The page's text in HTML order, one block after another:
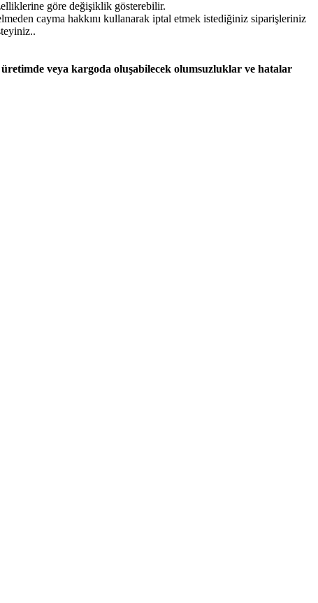
göre değişiklik gösterebilir.
cayma hakkını kullanarak iptal etmek istediğiniz siparişleriniz
veya kargoda oluşabilecek olumsuzluklar ve hatalar